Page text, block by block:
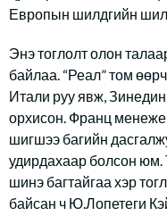
Европын шилдгийн
Энэ тоглолт олон
байлаа. “Реал” том
Итали руу явж,
орхисон. Франц
шигшээ багийн
удирдахаар болсон юм.
шинэ багтайгаа хэр
байсан ч Ю.Лопетеги